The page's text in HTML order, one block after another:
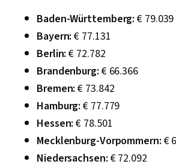
Baden-Württemberg: € 79.039
Bayern: € 77.131
Berlin:€ 72.782
Brandenburg: € 66.366
Bremen: € 73.842
Hamburg:€ 77.779
Hessen:€ 78.501
Mecklenburg-Vorpommern: €
Niedersachsen: € 72.092